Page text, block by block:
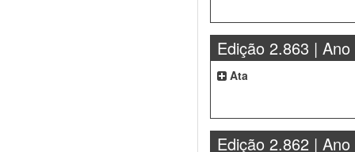
Edição 2.863 | Ano
Ata
Edição 2.862 | Ano